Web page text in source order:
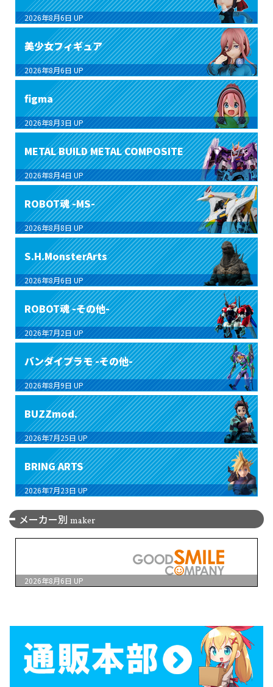
2026年8月6日 UP
美少女フィギュア
2026年8月6日 UP
figma
2026年8月3日 UP
METAL BUILD METAL COMPOSITE
2026年8月4日 UP
ROBOT魂 -MS-
2026年8月8日 UP
S.H.MonsterArts
2026年8月6日 UP
ROBOT魂 -その他-
2026年7月2日 UP
バンダイプラモ -その他-
2026年8月9日 UP
BUZZmod.
2026年7月25日 UP
BRING ARTS
2026年7月23日 UP
メーカー別 maker
2026年8月6日 UP